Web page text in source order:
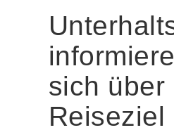
sich über
Reiseziel